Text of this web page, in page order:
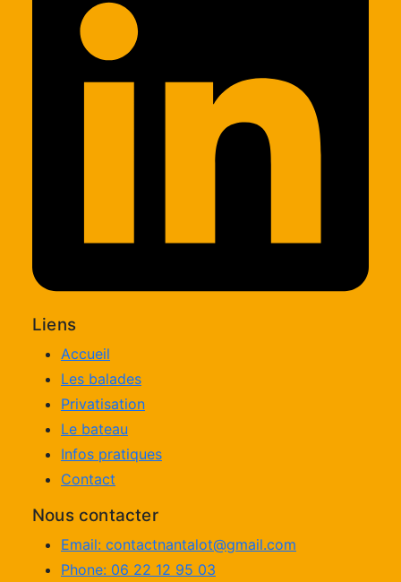
Liens
Accueil
Les balades
Privatisation
Le bateau
Infos pratiques
Contact
Nous contacter
Email: contactnantalot@gmail.com
Phone: 06 22 12 95 03